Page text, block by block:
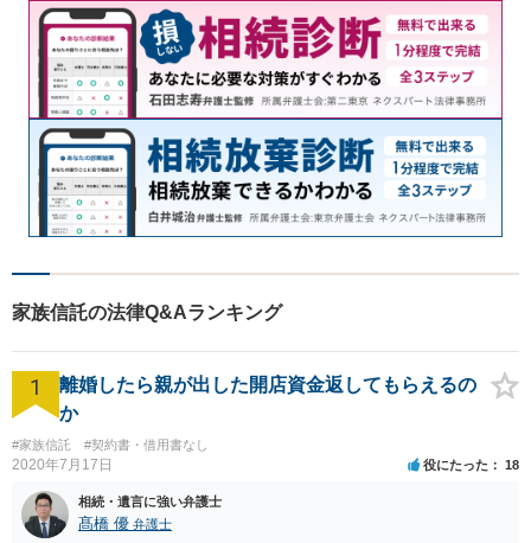
家族信託の法律Q&Aランキング
1
離婚したら親が出した開店資金返してもらえるの
か
#家族信託 #契約書・借用書なし
2020年7月17日 役にたった 18
相続・遺言に強い弁護士
髙橋 優 弁護士